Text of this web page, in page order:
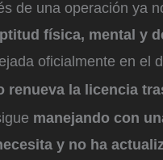
de una operación ya
física, mental y
oficialmente en el
renueva la licencia
manejando con
y no ha